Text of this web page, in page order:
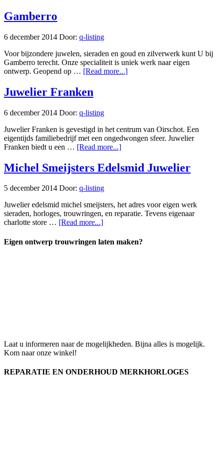
Gamberro
6 december 2014 Door: q-listing
Voor bijzondere juwelen, sieraden en goud en zilverwerk kunt U bij
Gamberro terecht. Onze specialiteit is uniek werk naar eigen
ontwerp. Geopend op … [Read more...]
Juwelier Franken
6 december 2014 Door: q-listing
Juwelier Franken is gevestigd in het centrum van Oirschot. Een
eigentijds familiebedrijf met een ongedwongen sfeer. Juwelier
Franken biedt u een … [Read more...]
Michel Smeijsters Edelsmid Juwelier
5 december 2014 Door: q-listing
Juwelier edelsmid michel smeijsters, het adres voor eigen werk
sieraden, horloges, trouwringen, en reparatie. Tevens eigenaar
charlotte store … [Read more...]
Eigen ontwerp trouwringen laten maken?
Laat u informeren naar de mogelijkheden. Bijna alles is mogelijk.
Kom naar onze winkel!
REPARATIE EN ONDERHOUD MERKHORLOGES